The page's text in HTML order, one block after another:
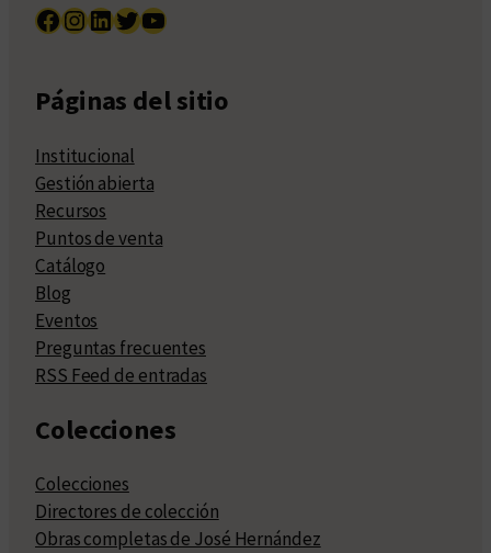
Facebook InstagramLinkedIn Twitter YouTube
Páginas del sitio
Institucional
Gestión abierta
Recursos
Puntos de venta
Catálogo
Blog
Eventos
Preguntas frecuentes
RSS Feed de entradas
Colecciones
Colecciones
Directores de colección
Obras completas de José Hernández